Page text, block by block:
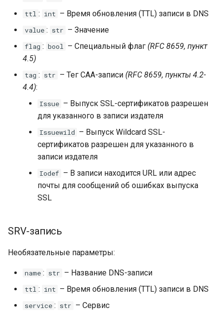
ttl : int – Время обновления (TTL) записи в DNS
value : str – Значение
flag : bool – Специальный флаг (RFC 8659, пункт
4.5)
tag : str – Тег CAA-записи (RFC 8659, пункты 4.2-
4.4):
Issue – Выпуск SSL-сертификатов разрешен
для указанного в записи издателя
Issuewild – Выпуск Wildcard SSL-
сертификатов разрешен для указанного в
записи издателя
Iodef – В записи находится URL или адрес
почты для сообщений об ошибках выпуска
SSL
SRV-запись
Необязательные параметры:
name : str – Название DNS-записи
ttl : int – Время обновления (TTL) записи в DNS
service : str – Сервис